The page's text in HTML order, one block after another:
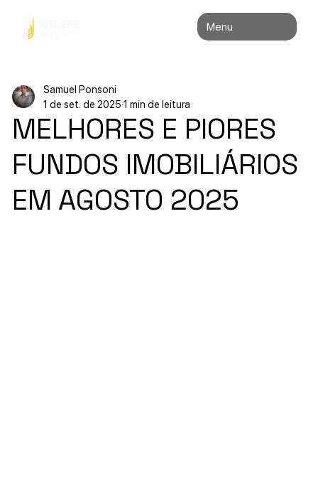
Menu
MELHORES E PIORES
FUNDOS IMOBILIÁRIOS
EM AGOSTO 2025
Samuel Ponsoni
1 de set. de 2025 1 min de leitura